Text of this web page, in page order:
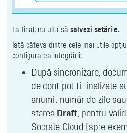
La final, nu uita să salvezi setările.
Iată câteva dintre cele mai utile
configurarea integrării:
După sincronizare,
de cont pot fi finalizate
anumit număr de zile
starea Draft, pentru
Socrate Cloud (spre